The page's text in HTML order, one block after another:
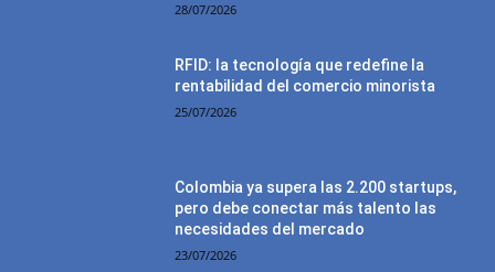
28/07/2026
RFID: la tecnología que redefine la
rentabilidad del comercio minorista
25/07/2026
Colombia ya supera las 2.200 startups,
pero debe conectar más talento las
necesidades del mercado
23/07/2026